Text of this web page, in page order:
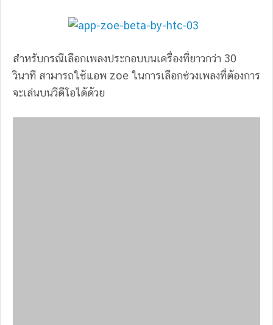
สำหรับกรณีเลือกเพลงประกอบบนเครื่องที่ยาวกว่า 30
วินาที สามารถใช้แอพ zoe ในการเลือกช่วงเพลงที่ต้องการ
จะเล่นบนวีดีโอได้ด้วย